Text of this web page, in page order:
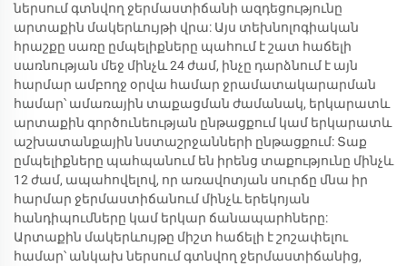
ներսում գտնվող ջերմաստիճանի ազդեցությունը
արտաքին մակերևույթի վրա: Այս տեխնոլոգիական
հրաշքը սառը ըմպելիքները պահում է շատ հաճելի
սառնության մեջ մինչև 24 ժամ, ինչը դարձնում է այն
հարմար ամբողջ օրվա համար ջրամատակարարման
համար՝ ամառային տաքացման ժամանակ, երկարատև
արտաքին գործունեության ընթացքում կամ երկարատև
աշխատանքային նստաշրջանների ընթացքում: Տաք
ըմպելիքները պահպանում են իրենց տաքությունը մինչև
12 ժամ, ապահովելով, որ առավոտյան սուրճը մնա իր
հարմար ջերմաստիճանում մինչև երեկոյան
հանդիպումները կամ երկար ճանապարհները:
Արտաքին մակերևույթը միշտ հաճելի է շոշափելու
համար՝ անկախ ներսում գտնվող ջերմաստիճանից,